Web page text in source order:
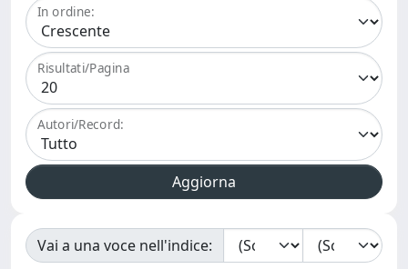
In ordine:
Risultati/Pagina
Autori/Record:
Vai a una voce nell'indice: